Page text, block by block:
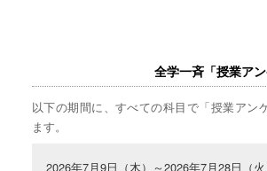
全学一斉「授業ア
以下の期間に、すべての科目で「授業アン
ます。
2026年7月9日（木）～2026年7月28日（火